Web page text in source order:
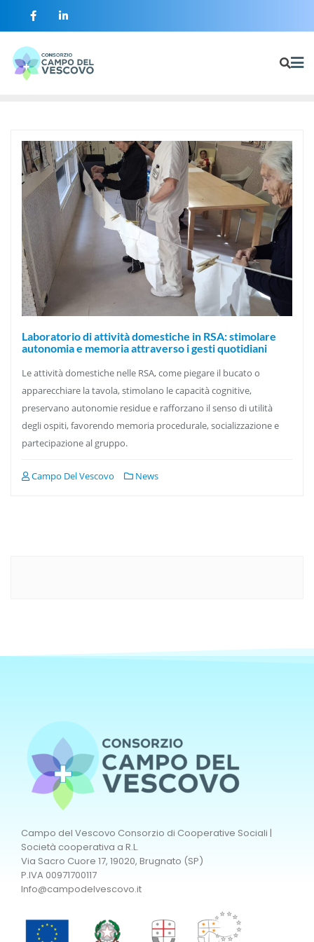
contenuto
Laboratorio di attività domestiche in RSA: stimolare
autonomia e memoria attraverso i gesti quotidiani
Le attività domestiche nelle RSA, come piegare il bucato o
apparecchiare la tavola, stimolano le capacità cognitive,
preservano autonomie residue e rafforzano il senso di utilità
degli ospiti, favorendo memoria procedurale, socializzazione e
partecipazione al gruppo.
Campo Del Vescovo News
Campo del Vescovo Consorzio di Cooperative Sociali |
Società cooperativa a R.L.
Via Sacro Cuore 17, 19020, Brugnato (SP)
P.IVA 00971700117
Info@campodelvescovo.it